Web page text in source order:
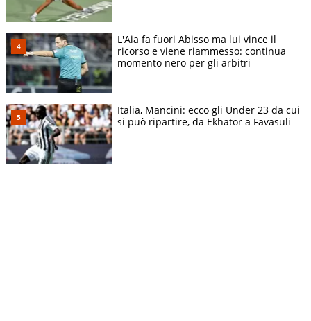
L'Aia fa fuori Abisso ma lui vince il
ricorso e viene riammesso: continua
momento nero per gli arbitri
Italia, Mancini: ecco gli Under 23 da cui
si può ripartire, da Ekhator a Favasuli